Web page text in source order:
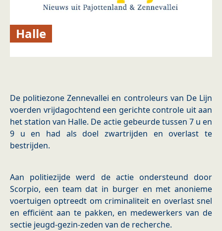
Halle
De politiezone Zennevallei en controleurs van De Lijn
voerden vrijdagochtend een gerichte controle uit aan
het station van Halle. De actie gebeurde tussen 7 u en
9 u en had als doel zwartrijden en overlast te
bestrijden.
Aan politiezijde werd de actie ondersteund door
Scorpio, een team dat in burger en met anonieme
voertuigen optreedt om criminaliteit en overlast snel
en efficiënt aan te pakken, en medewerkers van de
sectie jeugd-gezin-zeden van de recherche.